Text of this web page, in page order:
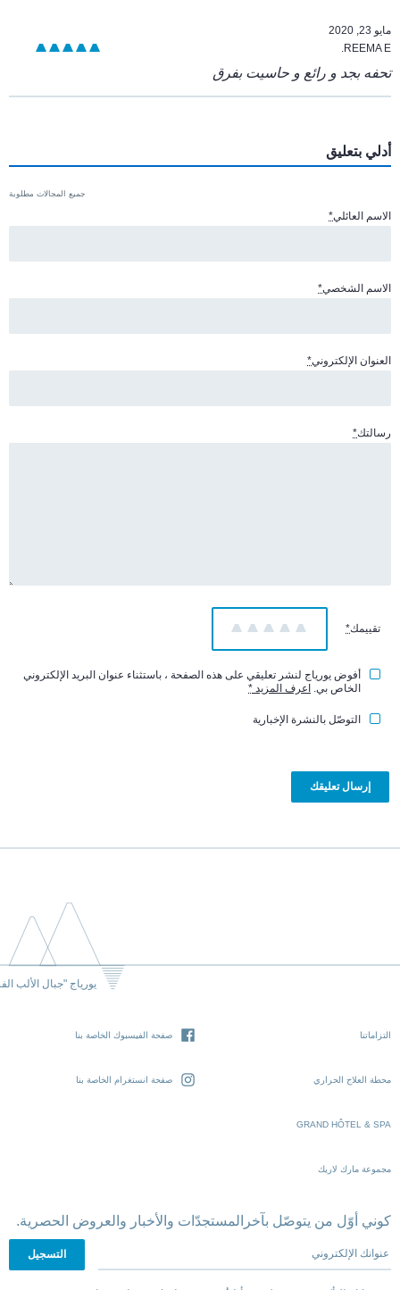
REEMA E.
مايو 23, 2020
تحفه بجد و رائع و حاسيت بفرق
أدلي بتعليق
جميع المجالات مطلوبة
الاسم العائلي*
الاسم الشخصي*
العنوان الإلكتروني*
رسالتك*
تقييمك*
5 4 3 2 1
أفوض يورياج لنشر تعليقي على هذه الصفحة ، باستثناء عنوان البريد الإلكتروني
الخاص بي. اعرف المزيد *
التوصّل بالنشرة الإخبارية
يورياج "جبال الألب
التزاماتنا
محطة العلاج الحراري
GRAND HÔTEL & SPA
مجموعة مارك لاريك
صفحة الفيسبوك الخاصة بنا
صفحة انستغرام الخاصة بنا
كوني أوّل من يتوصّل بآخرالمستجدّات والأخبار والعروض الحصرية.
عنوانك الإلكتروني